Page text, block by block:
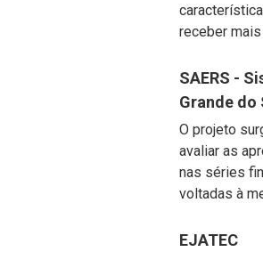
receber
SAERS -
Grande do
O projeto
avaliar as
nas séries
voltadas à
EJATEC